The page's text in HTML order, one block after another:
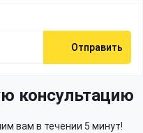
Отправить
консультацию
вам в течении 5 минут!